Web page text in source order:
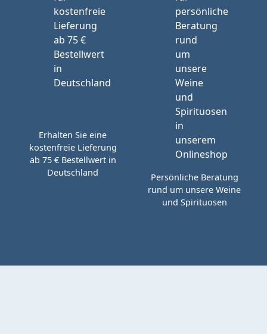
Erhalten Sie eine
kostenfreie Lieferung
ab 75 € Bestellwert in
Deutschland
Persönliche Beratung
rund um unsere Weine
und Spirituosen